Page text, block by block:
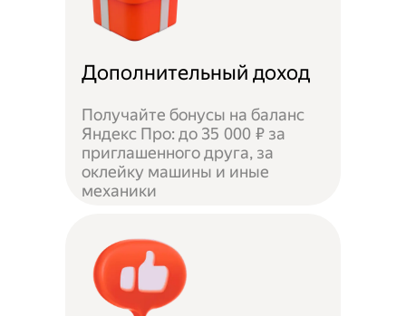
Дополнительный доход
Получайте бонусы на баланс
Яндекс Про: до 35 000 ₽ за
приглашенного друга, за
оклейку машины и иные
механики